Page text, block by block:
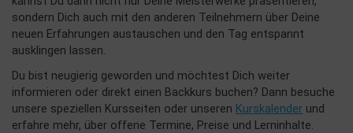
sondern Dich auch mit den anderen Teilnehmern über Deine
neuen Erfahrungen austauschen und den Tag entspannt
ausklingen lassen.
Du bist neugierig geworden und möchtest Dich weiter
informieren oder direkt einen Backkurs buchen? Dann besuche
unsere speziellen Kursseiten oder unseren Kurskalender und
erfahre mehr, über offene Termine, Preise und Lerninhalte.